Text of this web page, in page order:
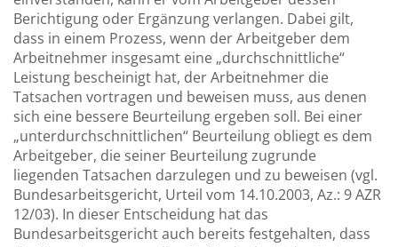
Berichtigung oder Ergänzung verlangen. Dabei gilt,
dass in einem Prozess, wenn der Arbeitgeber dem
Arbeitnehmer insgesamt eine „durchschnittliche“
Leistung bescheinigt hat, der Arbeitnehmer die
Tatsachen vortragen und beweisen muss, aus denen
sich eine bessere Beurteilung ergeben soll. Bei einer
„unterdurchschnittlichen“ Beurteilung obliegt es dem
Arbeitgeber, die seiner Beurteilung zugrunde
liegenden Tatsachen darzulegen und zu beweisen (vgl.
Bundesarbeitsgericht, Urteil vom 14.10.2003, Az.: 9 AZR
12/03). In dieser Entscheidung hat das
Bundesarbeitsgericht auch bereits festgehalten, dass